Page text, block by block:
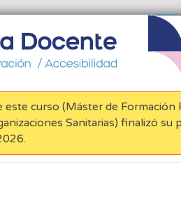
este curso (Máster de Formación
Sanitarias) finalizó su
.